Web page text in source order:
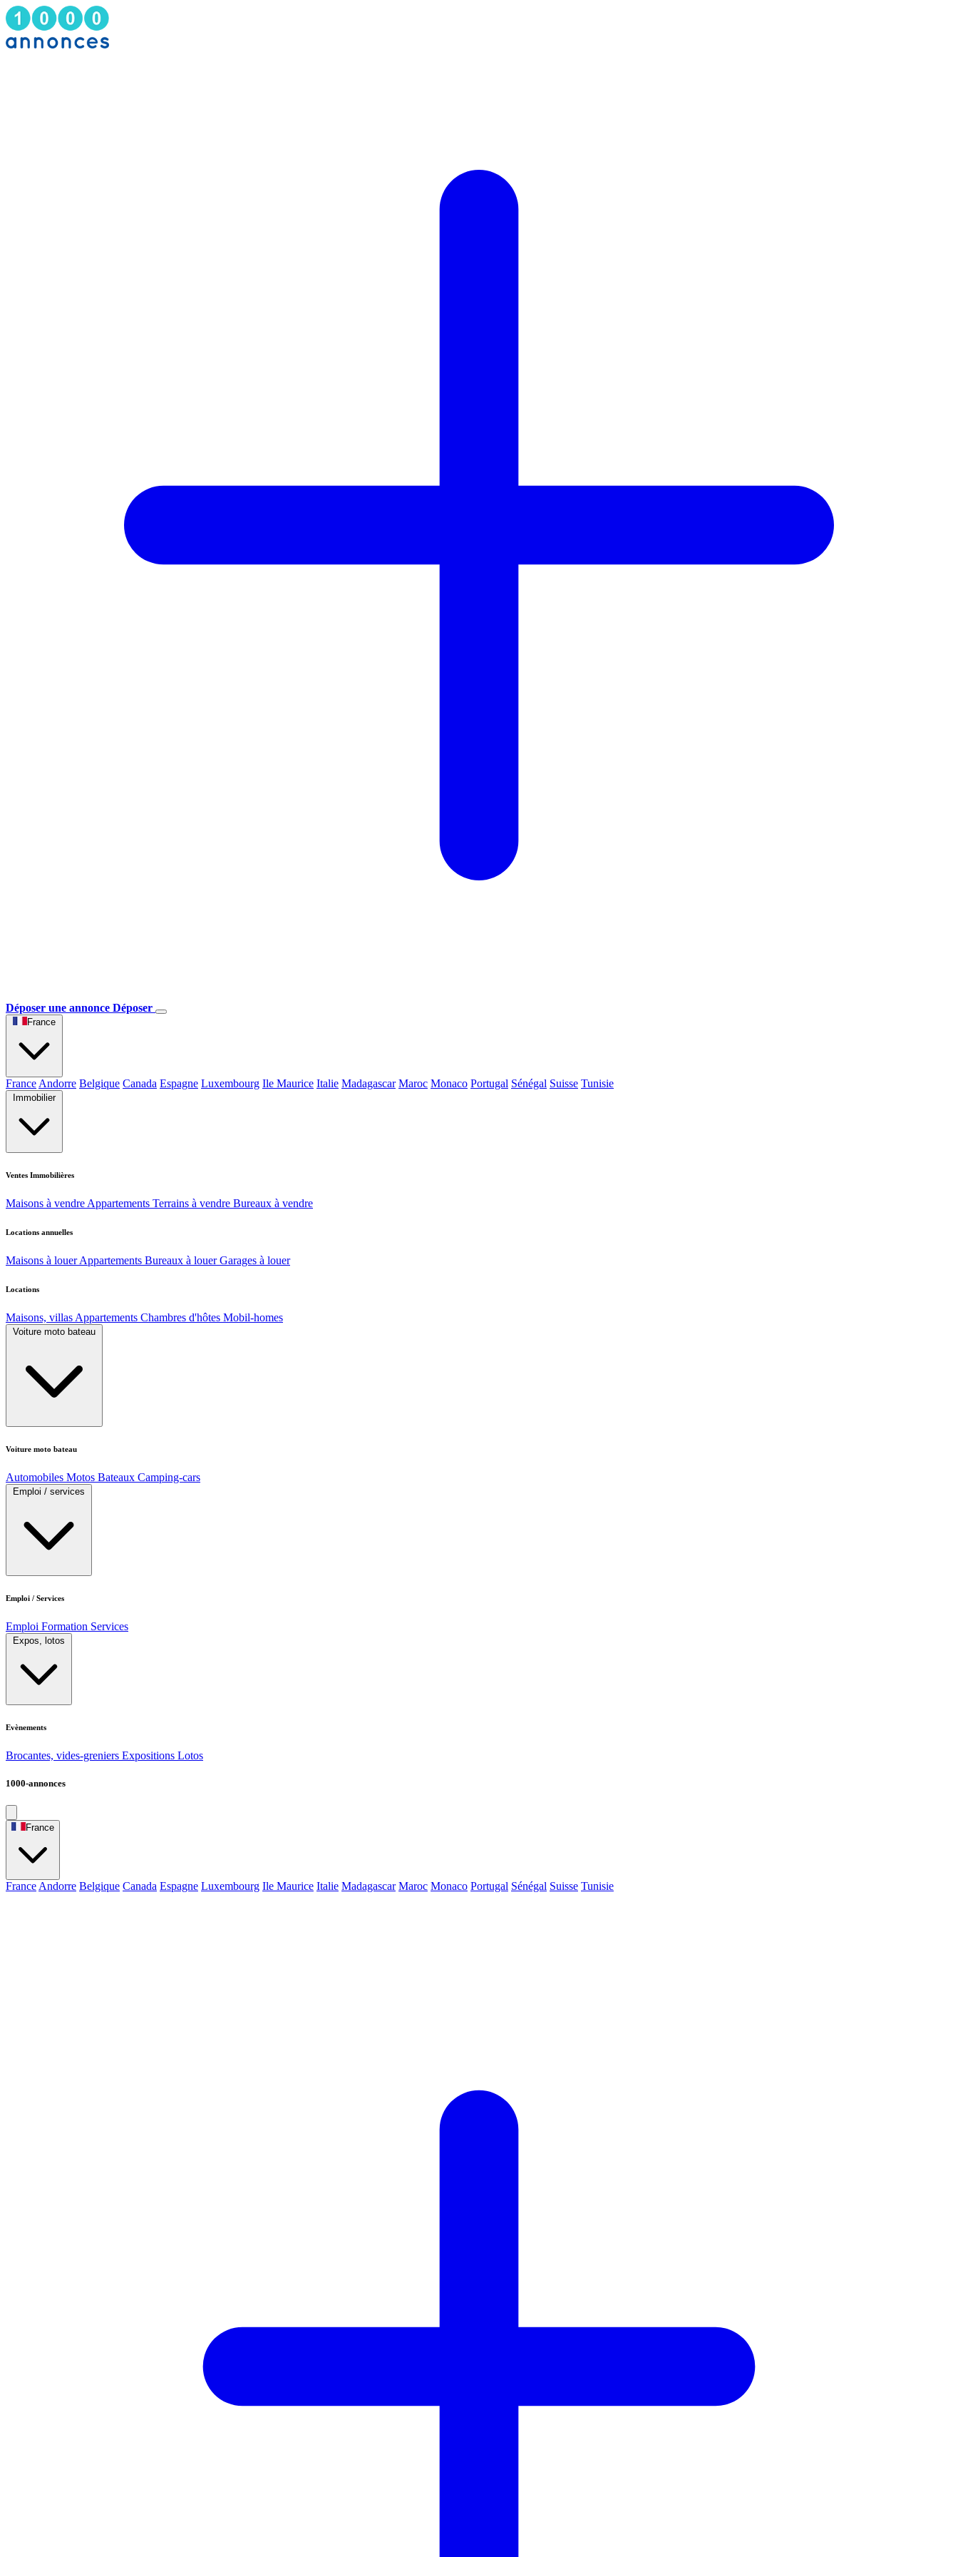
Déposer une annonce Déposer
France
France Andorre Belgique Canada Espagne Luxembourg Ile Maurice Italie Madagascar Maroc Monaco Portugal Sénégal Suisse Tunisie
Immobilier
Ventes Immobilières
Maisons à vendre Appartements Terrains à vendre Bureaux à vendre
Locations annuelles
Maisons à louer Appartements Bureaux à louer Garages à louer
Locations
Maisons, villas Appartements Chambres d'hôtes Mobil-homes
Voiture moto bateau
Voiture moto bateau
Automobiles Motos Bateaux Camping-cars
Emploi / services
Emploi / Services
Emploi Formation Services
Expos, lotos
Evènements
Brocantes, vides-greniers Expositions Lotos
1000-annonces
France
France Andorre Belgique Canada Espagne Luxembourg Ile Maurice Italie Madagascar Maroc Monaco Portugal Sénégal Suisse Tunisie